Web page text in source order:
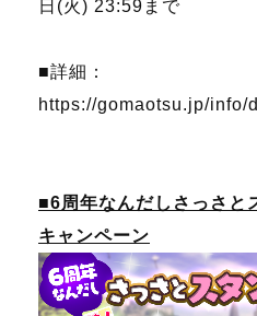
日(火) 23:59まで
■詳細：
https://gomaotsu.jp/
■6周年なんだしさっさ
キャンペーン